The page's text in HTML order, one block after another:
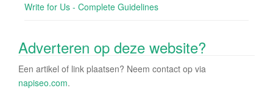
Write for Us - Complete Guidelines
Adverteren op deze website?
Een artikel of link plaatsen? Neem contact op via
napiseo.com.